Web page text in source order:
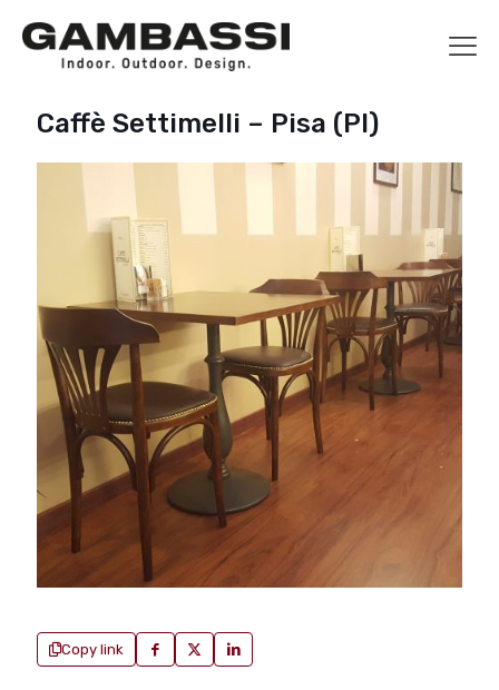
Caffè Settimelli – Pisa (PI)
Copy link